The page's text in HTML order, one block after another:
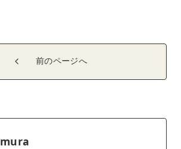
前のページへ
mura